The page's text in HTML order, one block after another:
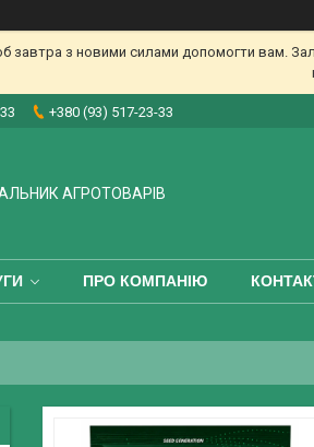
завтра з новими силами допомогти вам.
+380 (93) 517-23-33
АГРОТОВАРІВ
ПРО КОМПАНІЮ